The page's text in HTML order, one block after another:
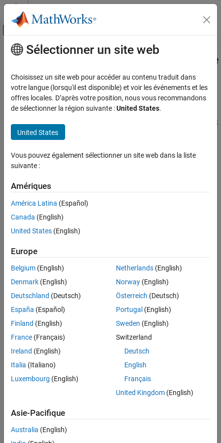
Passer au contenu
Activer/désactiver l'affichage du menu
Accueil de la documentation
Stateflow
Simulation dans Simulink
Données, événements et messages
Diagrammes de Mealy, de Moore et
diagrammes en temps continu
Contenu principal
Sous-systèmes
sous forme
d’états
Embarquer des états Simulink®dans un diagramme Stateflow
Modélisez des algorithmes Simulink continus ou périodiques
embarqués dans des états Stateflow. Enregistrez un état Simulink
en tant que sous-système dans une bibliothèque personnalisée.
sont prises en compte dans tous les diagrammes Stateflow
contenant ce bloc.
Rubriques
Simulink Subsystems as States
Use Simulink subsystems within Stateflow states to model hybrid
Define a Simulink based state in your Stateflow chart.
Set the state variables of your Simulink based states.
Map Variables for Simulink Based States
chart outputs.
Set Simulink Based State Properties
Mask Simulink Based States
How to add a mask to a Simulink based state.
Sélection d՚exemples
Hybrid Clutch System
Sélectionner un site web
Choisissez un site web pour accéder au contenu traduit dans
votre langue (lorsqu'il est disponible) et voir les événements et les
offres locales. D’après votre position, nous vous recommandons
de sélectionner la région suivante :United States.
United States
Vous pouvez également sélectionner un site web dans la liste
suivante :
Amériques
América Latina (Español)
Canada (English)
United States (English)
Europe
Belgium (English)
Denmark (English)
Deutschland (Deutsch)
España (Español)
Finland (English)
France (Français)
Ireland (English)
Italia (Italiano)
Luxembourg (English)
Netherlands(English)
Norway(English)
Österreich (Deutsch)
Portugal (English)
Sweden (English)
Switzerland
Deutsch
English
Français
United Kingdom(English)
Asie-Pacifique
Australia (English)